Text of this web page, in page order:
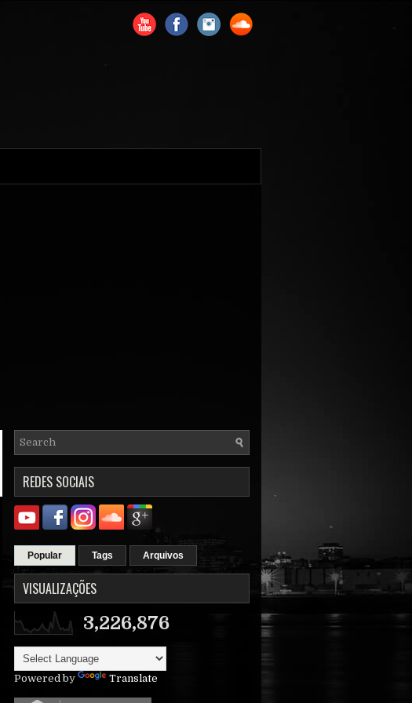
REDES SOCIAIS
Popular Tags Arquivos
VISUALIZAÇÕES
3,226,876
Powered by Translate